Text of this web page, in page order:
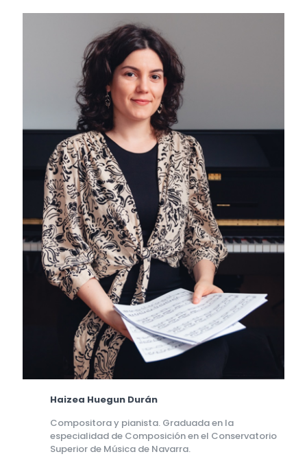
Haizea Huegun Durán
Compositora y pianista. Graduada en la
especialidad de Composición en el Conservatorio
Superior de Música de Navarra.